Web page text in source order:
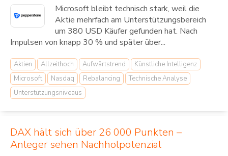
Microsoft bleibt technisch stark, weil die
Aktie mehrfach am Unterstützungsbereich
um 380 USD Käufer gefunden hat. Nach
Impulsen von knapp 30 % und später über...
Aktien Allzeithoch Aufwärtstrend
Künstliche Intelligenz
Microsoft
Nasdaq Rebalancing
Technische Analyse
Unterstützungsniveaus
DAX hält sich über 26 000 Punkten –
Anleger sehen Nachholpotenzial